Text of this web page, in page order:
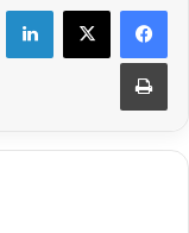
طباعة